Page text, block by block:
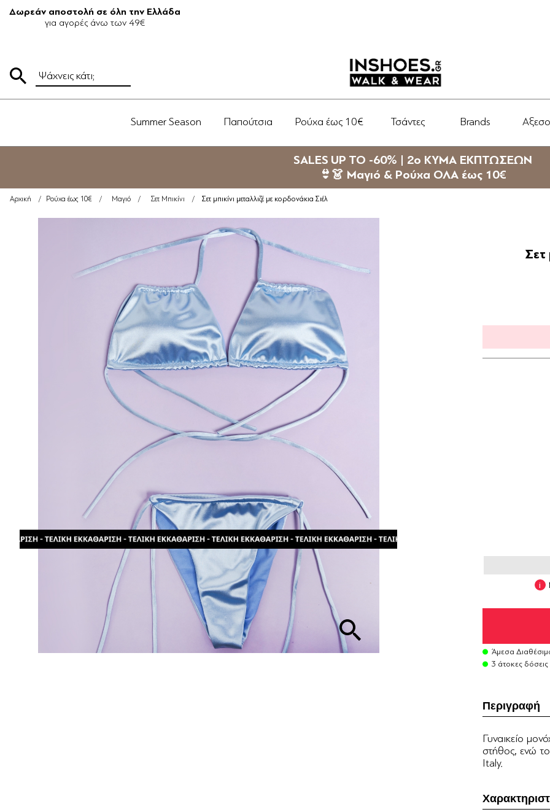
Δωρεάν αποστολή σε όλη την Ελλάδα
για αγορές άνω των 49€
Summer Season Παπούτσια Ρούχα έως 10€ Τσάντες Brands
SALES UP TO -60% | 2ο ΚΥΜΑ ΕΚΠΤΩΣΕΩΝ
👙👗 Μαγιό & Ρούχα ΟΛΑ έως 10€
Αρχική / Ρούχα έως 10€ / Μαγιό / Σετ Μπικίνι / Σετ μπικίνι μεταλλιζέ με κορδονάκια Σιέλ
Σετ
Άμεσα
3 άτοκες
Περιγραφή
Γυναικείo
στήθος, ενώ
Italy.